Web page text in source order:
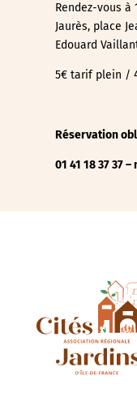
Rendez-vous à
Jaurès, place
Edouard
5€ tarif plein /
Réservation
01 41 18 37 37 –